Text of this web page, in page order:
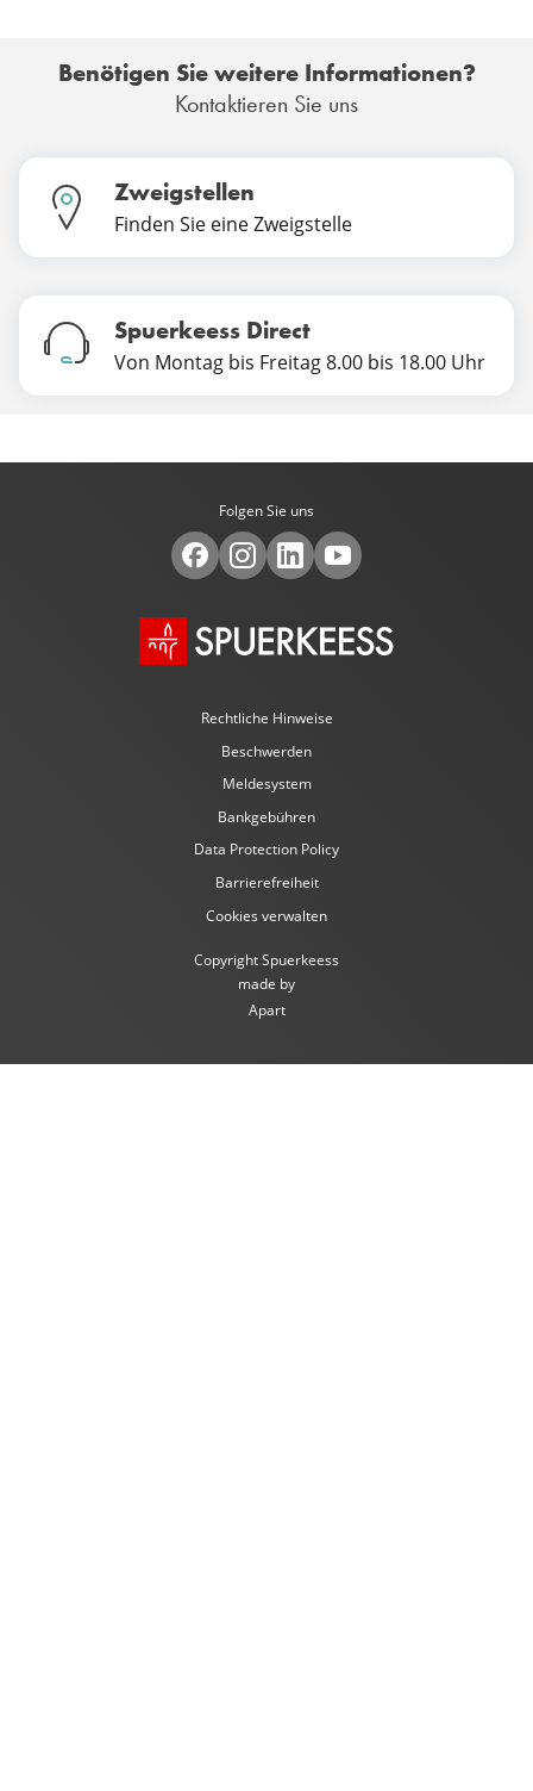
Benötigen Sie weitere Informationen?
Kontaktieren Sie uns
Zweigstellen
Finden Sie eine Zweigstelle
Spuerkeess Direct
Von Montag bis Freitag 8.00 bis 18.00 Uhr
Folgen Sie uns
Rechtliche Hinweise
Beschwerden
Meldesystem
Bankgebühren
Data Protection Policy
Barrierefreiheit
Cookies verwalten
Copyright Spuerkeess
made by
Apart